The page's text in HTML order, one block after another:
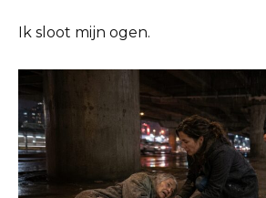
Ik sloot mijn ogen.